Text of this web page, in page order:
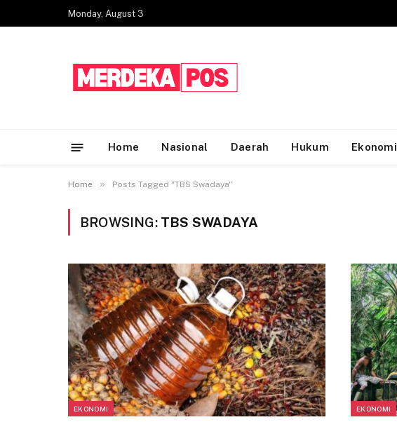
Monday, August 3
Home Nasional Daerah Hukum Ekonomi
Home » Posts Tagged "TBS Swadaya"
BROWSING: TBS SWADAYA
EKONOMI EKONOMI